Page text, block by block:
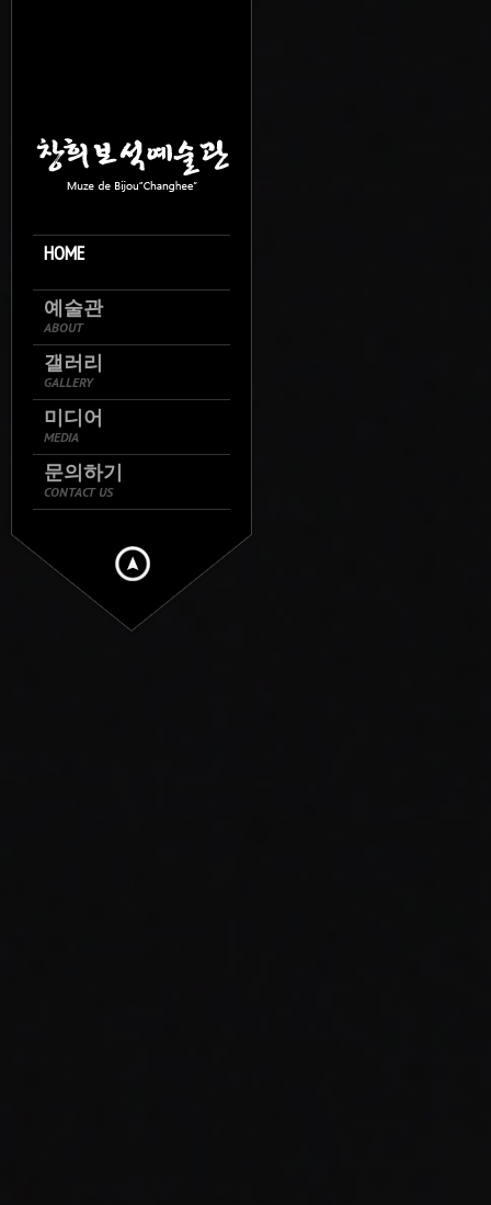
HOME
예술관
ABOUT
갤러리
GALLERY
미디어
MEDIA
문의하기
CONTACT US